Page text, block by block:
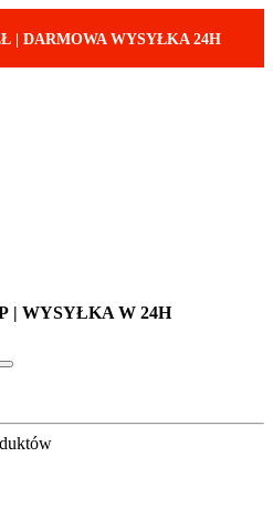
| DARMOWA WYSYŁKA 24H
| WYSYŁKA W 24H